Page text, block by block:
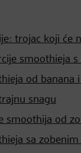
trojac koji će
smoothieja
od banana
snagu
smoothija od
sa